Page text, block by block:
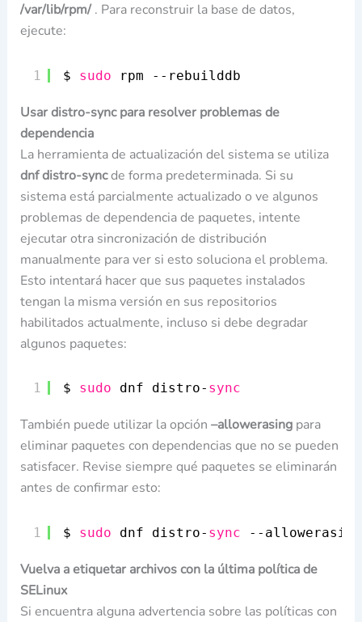
/var/lib/rpm/. Para reconstruir la base de datos,
ejecute:
1 $ sudo rpm --rebuilddb
Usar distro-sync para resolver problemas de
dependencia
La herramienta de actualización del sistema se utiliza
dnf distro-syncde forma predeterminada. Si su
sistema está parcialmente actualizado o ve algunos
problemas de dependencia de paquetes, intente
ejecutar otra sincronización de distribución
manualmente para ver si esto soluciona el problema.
Esto intentará hacer que sus paquetes instalados
tengan la misma versión en sus repositorios
habilitados actualmente, incluso si debe degradar
algunos paquetes:
1 $ sudo dnf distro- sync
También puede utilizar la opción –allowerasingpara
eliminar paquetes con dependencias que no se pueden
satisfacer. Revise siempre qué paquetes se eliminarán
antes de confirmar esto:
1 $ sudo dnf distro- sync --allowerasing
Vuelva a etiquetar archivos con la última política de
SELinux
Si encuentra alguna advertencia sobre las políticas con